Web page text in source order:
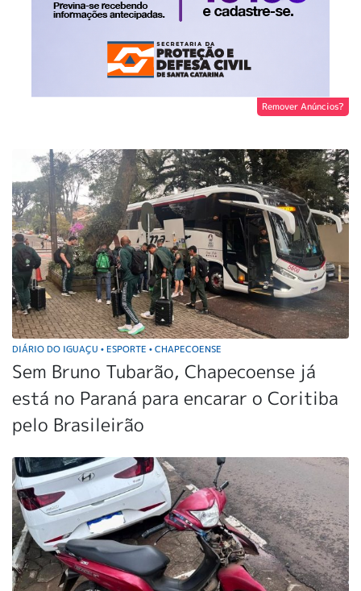
Remover Anúncios?
DIÁRIO DO IGUAÇU • ESPORTE • CHAPECOENSE
Sem Bruno Tubarão, Chapecoense já
está no Paraná para encarar o Coritiba
pelo Brasileirão